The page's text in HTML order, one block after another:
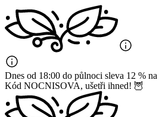
Dnes od 18:00 do půlnoci sleva 12 % na
Kód NOCNISOVA, ušetři ihned! 🦉